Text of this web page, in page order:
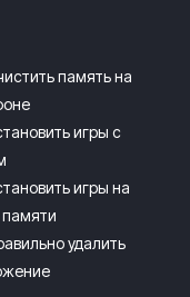
память на
игры с
игры на
памяти
удалить